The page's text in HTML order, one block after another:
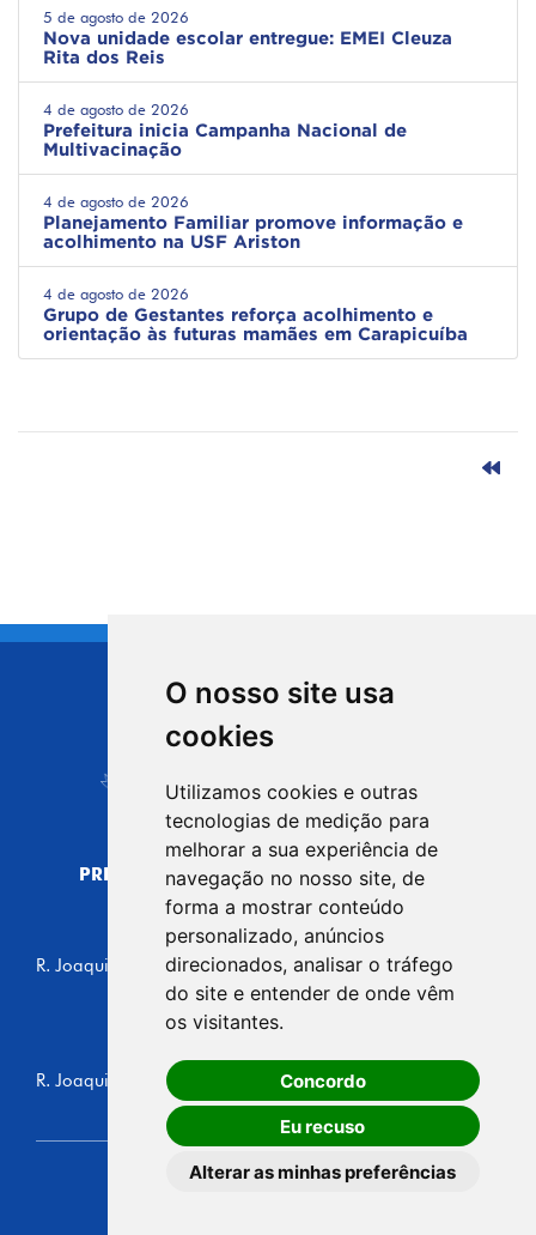
O nosso site usa
cookies
Utilizamos cookies e outras
tecnologias de medição para
melhorar a sua experiência de
navegação no nosso site, de
forma a mostrar conteúdo
personalizado, anúncios
direcionados, analisar o tráfego
do site e entender de onde vêm
os visitantes.
Concordo
Eu recuso
Alterar as minhas preferências
5 de agosto de 2026
Nova unidade escolar entregue: EMEI Cleuza
Rita dos Reis
4 de agosto de 2026
Prefeitura inicia Campanha Nacional de
Multivacinação
4 de agosto de 2026
Planejamento Familiar promove informação e
acolhimento na USF Ariston
4 de agosto de 2026
Grupo de Gestantes reforça acolhimento e
orientação às futuras mamães em Carapicuíba
CIDADE DE
Carapicuíba
PREFEITURA MUNICIPAL DE CARAPICUÍBA
CNPJ: 44.892.693/0001-40
CENTRO ADMINISTRATIVO
R. Joaquim das Neves, 211 - Vila Caldas, Carapicuíba/SP
CEP: 06310-030, Brasil
Telefone: 4164-5500
GABINETE DO PREFEITO
R. Joaquim das Neves, 205 - Vila Caldas, Carapicuíba/SP
CEP: 06310-030, Brasil